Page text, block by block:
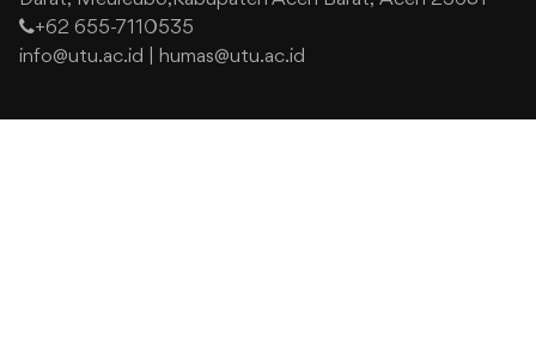
+62 655-7110535
info@utu.ac.id
humas@utu.ac.id